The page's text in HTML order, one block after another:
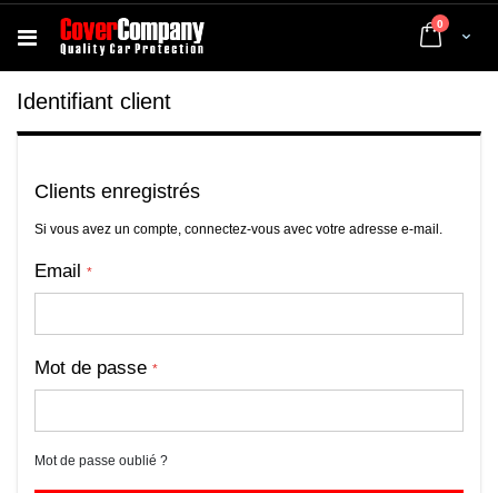
Cart
0 articles
Identifiant client
Clients enregistrés
Si vous avez un compte, connectez-vous avec votre adresse e-mail.
Email
Mot de passe
Mot de passe oublié ?